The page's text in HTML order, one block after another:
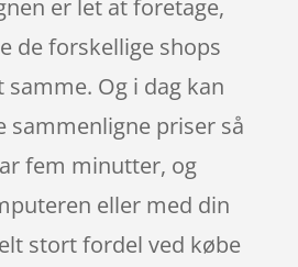
er let at foretage,
de forskellige shops
Og i dag kan
sammenligne priser så
fem minutter, og
eller med din
stort fordel ved købe